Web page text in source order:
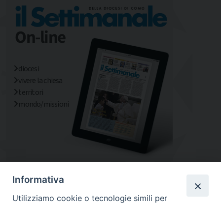
diocesi
vivere la chiesa
territori
mondo/missioni
Informativa
Utilizziamo cookie o tecnologie simili per